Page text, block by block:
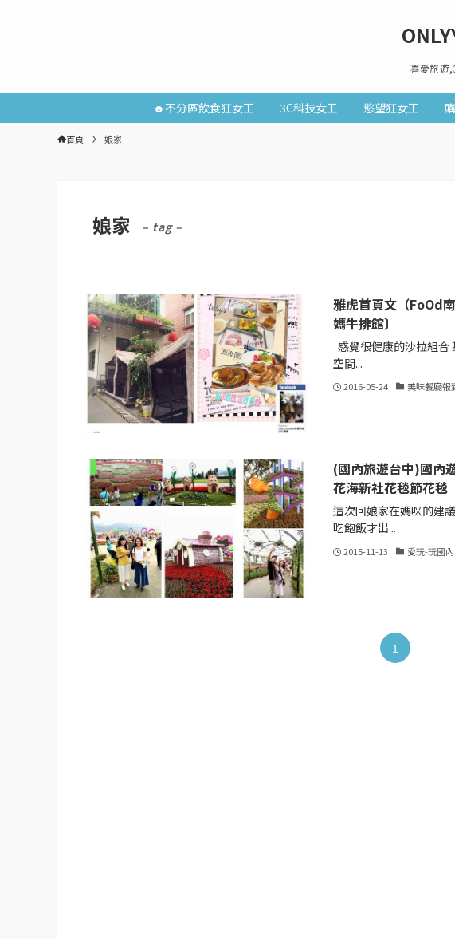
喜愛旅遊
☻不分區飲食狂女王 3C科技女王 慾望狂女王
首頁 娘家
娘家 – tag –
雅虎首頁文（FoOd
媽牛排館〕
感覺很健康的沙拉組合
空間...
2016-05-24 美味餐廳報
(國內旅遊台中)國內
花海新社花毯節花毯
這次回娘家在媽咪的建
吃飽飯才出...
2015-11-13 愛玩-玩國內
1